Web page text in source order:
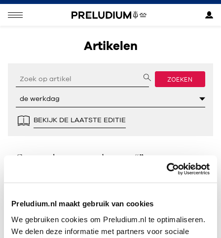
Preludium.nl maakt gebruik van cookies
We gebruiken cookies om Preludium.nl te optimaliseren.
We delen deze informatie met partners voor sociale
Artikelen
ZOEKEN
BEKIJK DE LAATSTE EDITIE
Geen resultaten gevonden voor “”.